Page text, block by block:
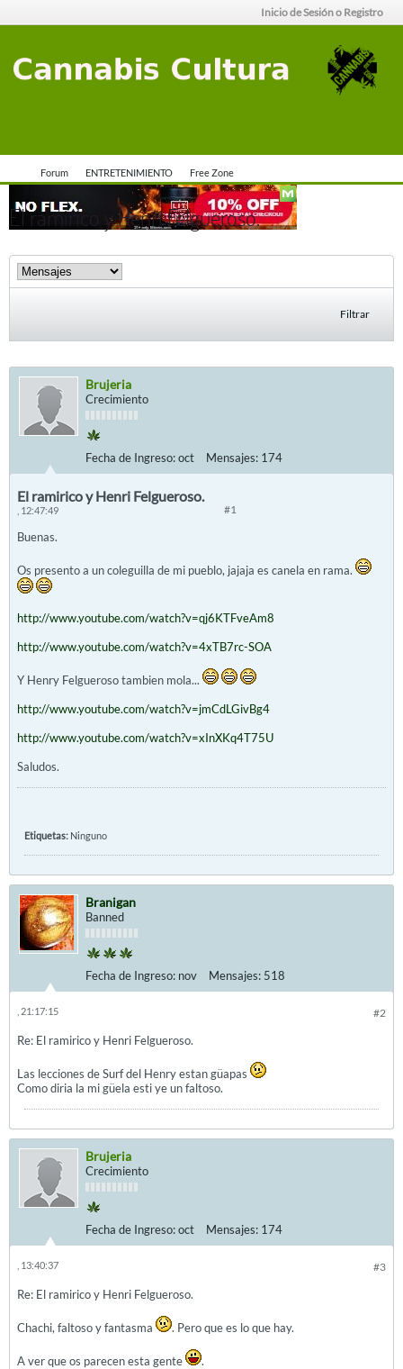
Inicio de Sesión o Registro
Forum ENTRETENIMIENTO Free Zone
El ramirico y Henri Felgueroso.
Filtrar
Brujeria
Crecimiento
Fecha de Ingreso:oct Mensajes: 174
#1
El ramirico y Henri Felgueroso.
, 12:47:49
Buenas.
Os presento a un coleguilla de mi pueblo, jajaja es canela en rama.
http://www.youtube.com/watch?v=qj6KTFveAm8
http://www.youtube.com/watch?v=4xTB7rc-SOA
Y Henry Felgueroso tambien mola...
http://www.youtube.com/watch?v=jmCdLGivBg4
http://www.youtube.com/watch?v=xInXKq4T75U
Saludos.
Etiquetas: Ninguno
Branigan
Banned
Fecha de Ingreso: nov Mensajes: 518
#2
, 21:17:15
Re: El ramirico y Henri Felgueroso.
Las lecciones de Surf del Henry estan güapas
Como diria la mi güela esti ye un faltoso.
Brujeria
Crecimiento
Fecha de Ingreso:oct Mensajes: 174
#3
, 13:40:37
Re: El ramirico y Henri Felgueroso.
Chachi, faltoso y fantasma . Pero que es lo que hay.
A ver que os parecen esta gente
.